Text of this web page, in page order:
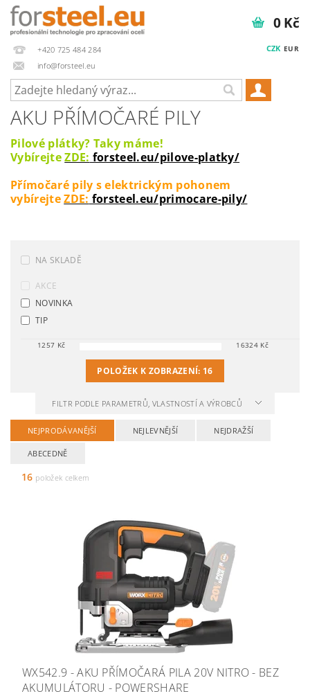
+420 725 484 284
info@forsteel.eu
CZK EUR
0 Kč
AKU PŘÍMOČARÉ PILY
Pilové plátky? Taky máme!
VybírejteZDE: forsteel.eu/pilove-platky/
Přímočaré pily s elektrickým pohonem
vybírejteZDE: forsteel.eu/primocare-pily/
NA SKLADĚ
AKCE
NOVINKA
TIP
1257 Kč 16324Kč
POLOŽEK K ZOBRAZENÍ: 16
FILTR PODLE PARAMETRŮ, VLASTNOSTÍ A VÝROBCŮ
NEJPRODÁVANĚJŠÍ NEJLEVNĚJŠÍ NEJDRAŽŠÍ
ABECEDNĚ
16 položek celkem
WX542.9 - AKU PŘÍMOČARÁ PILA 20V NITRO - BEZ
AKUMULÁTORU - POWERSHARE